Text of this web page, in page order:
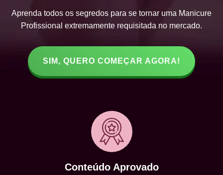
Aprenda todos os segredos para se tornar uma Manicure
Profissional extremamente requisitada no mercado.
SIM, QUERO COMEÇAR AGORA!
Conteúdo Aprovado